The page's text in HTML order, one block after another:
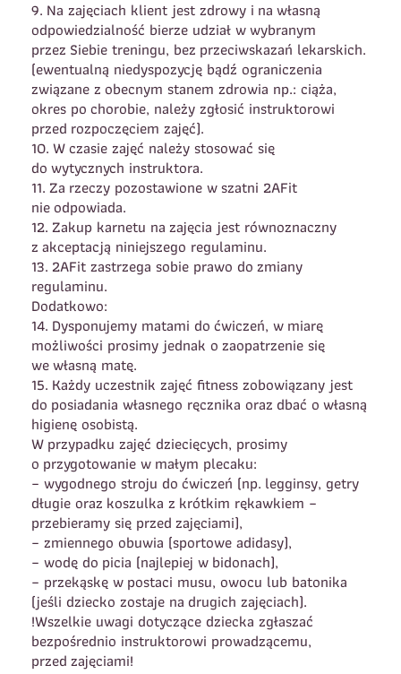
9. Na zajęciach klient jest zdrowy i na własną
odpowiedzialność bierze udział w wybranym
przez Siebie treningu, bez przeciwskazań lekarskich.
(ewentualną niedyspozycję bądź ograniczenia
związane z obecnym stanem zdrowia np.: ciąża,
okres po chorobie, należy zgłosić instruktorowi
przed rozpoczęciem zajęć).
10. W czasie zajęć należy stosować się
do wytycznych instruktora.
11. Za rzeczy pozostawione w szatni 2AFit
nie odpowiada.
12. Zakup karnetu na zajęcia jest równoznaczny
z akceptacją niniejszego regulaminu.
13. 2AFit zastrzega sobie prawo do zmiany
regulaminu.
Dodatkowo:
14. Dysponujemy matami do ćwiczeń, w miarę
możliwości prosimy jednak o zaopatrzenie się
we własną matę.
15. Każdy uczestnik zajęć fitness zobowiązany jest
do posiadania własnego ręcznika oraz dbać o własną
higienę osobistą.
W przypadku zajęć dziecięcych, prosimy
o przygotowanie w małym plecaku:
– wygodnego stroju do ćwiczeń (np. legginsy, getry
długie oraz koszulka z krótkim rękawkiem –
przebieramy się przed zajęciami),
– zmiennego obuwia (sportowe adidasy),
– wodę do picia (najlepiej w bidonach),
– przekąskę w postaci musu, owocu lub batonika
(jeśli dziecko zostaje na drugich zajęciach).
!Wszelkie uwagi dotyczące dziecka zgłaszać
bezpośrednio instruktorowi prowadzącemu,
przed zajęciami!